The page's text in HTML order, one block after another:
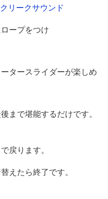
ープをつけ
タースライダーが楽しめ
まで堪能するだけです。
戻ります。
えたら終了です。